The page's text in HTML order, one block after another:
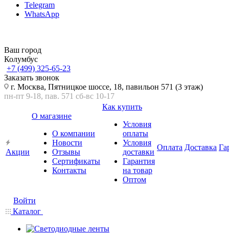
Telegram
WhatsApp
Ваш город
Колумбус
+7 (499) 325-65-23
Заказать звонок
г. Москва, Пятницкое шоссе, 18, павильон 571 (3 этаж)
пн-пт 9-18, пав. 571 сб-вс 10-17
Акции
О магазине
О компании
Новости
Отзывы
Сертификаты
Контакты
Как купить
Условия
оплаты
Условия
доставки
Гарантия
на товар
Оптом
Оплата Доставка
Войти
Каталог